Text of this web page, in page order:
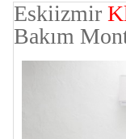
Eskiizmir
Bakım